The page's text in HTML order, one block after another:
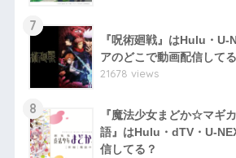
7
『呪術廻戦』はHulu・U-
アのどこで動画配信して
21678 views
8
『魔法少女まどか☆マギ
語』はHulu・dTV・U-
信してる？